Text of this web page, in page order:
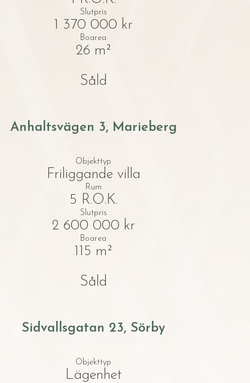
Slutpris
1 370 000 kr
Boarea
26 m²
Såld
Anhaltsvägen 3, Marieberg
Objekttyp
Friliggande villa
Rum
5 R.O.K.
Slutpris
2 600 000 kr
Boarea
115 m²
Såld
Sidvallsgatan 23, Sörby
Objekttyp
Lägenhet